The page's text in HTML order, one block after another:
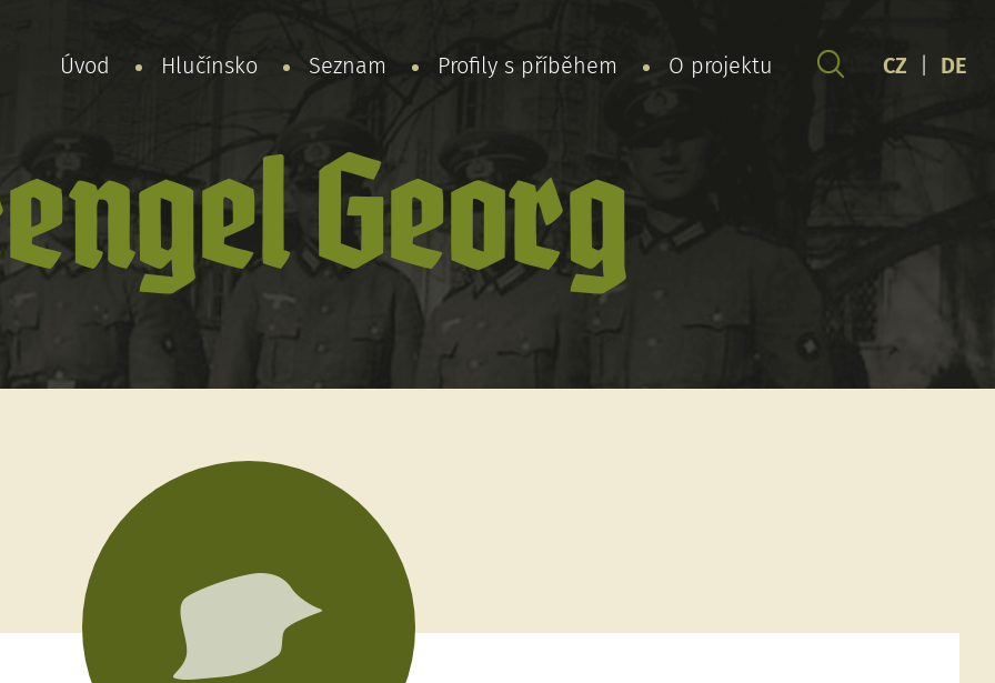
Úvod Hlučínsko Seznam Profily s příběhem O projektu CZ DE
Georg